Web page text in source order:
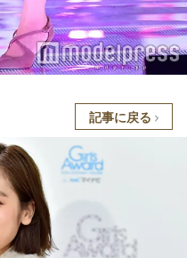
記事に戻る